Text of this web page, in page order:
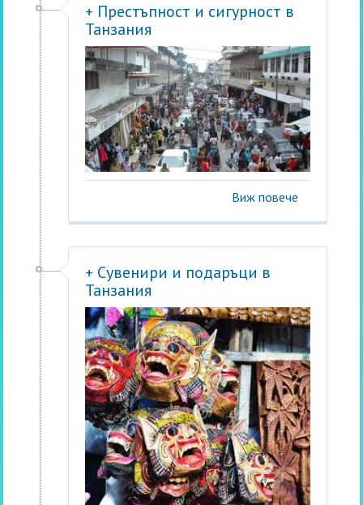
+ Престъпност и сигурност в
Танзания
Виж повече
+ Сувенири и подаръци в
Танзания